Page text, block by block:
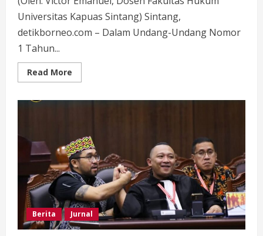
Universitas Kapuas Sintang) Sintang,
detikborneo.com – Dalam Undang-Undang Nomor
1 Tahun...
Read More
more
Akademisi
Unka
Sintang
Dorong
Pemda
Susun
Perda
untuk
Legitimasi
Hukuman
Adat
yang
Berita Jurnal